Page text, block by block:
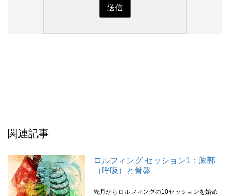
関連記事
ロルフィング セッション1：胸郭
（呼吸）と骨盤
先月からロルフィングの10セッションを始め